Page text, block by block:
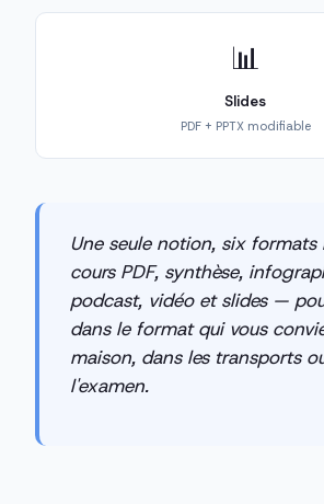
📊
Slides
PDF + PPTX modifiable
Une seule notion, six
cours PDF, synthèse,
podcast, vidéo et slides —
dans le format qui vous
maison, dans les transports
l'examen.